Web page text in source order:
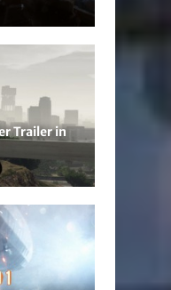
Trailer in